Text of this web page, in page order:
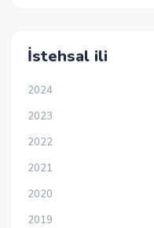
İstehsal ili
2024
2023
2022
2021
2020
2019